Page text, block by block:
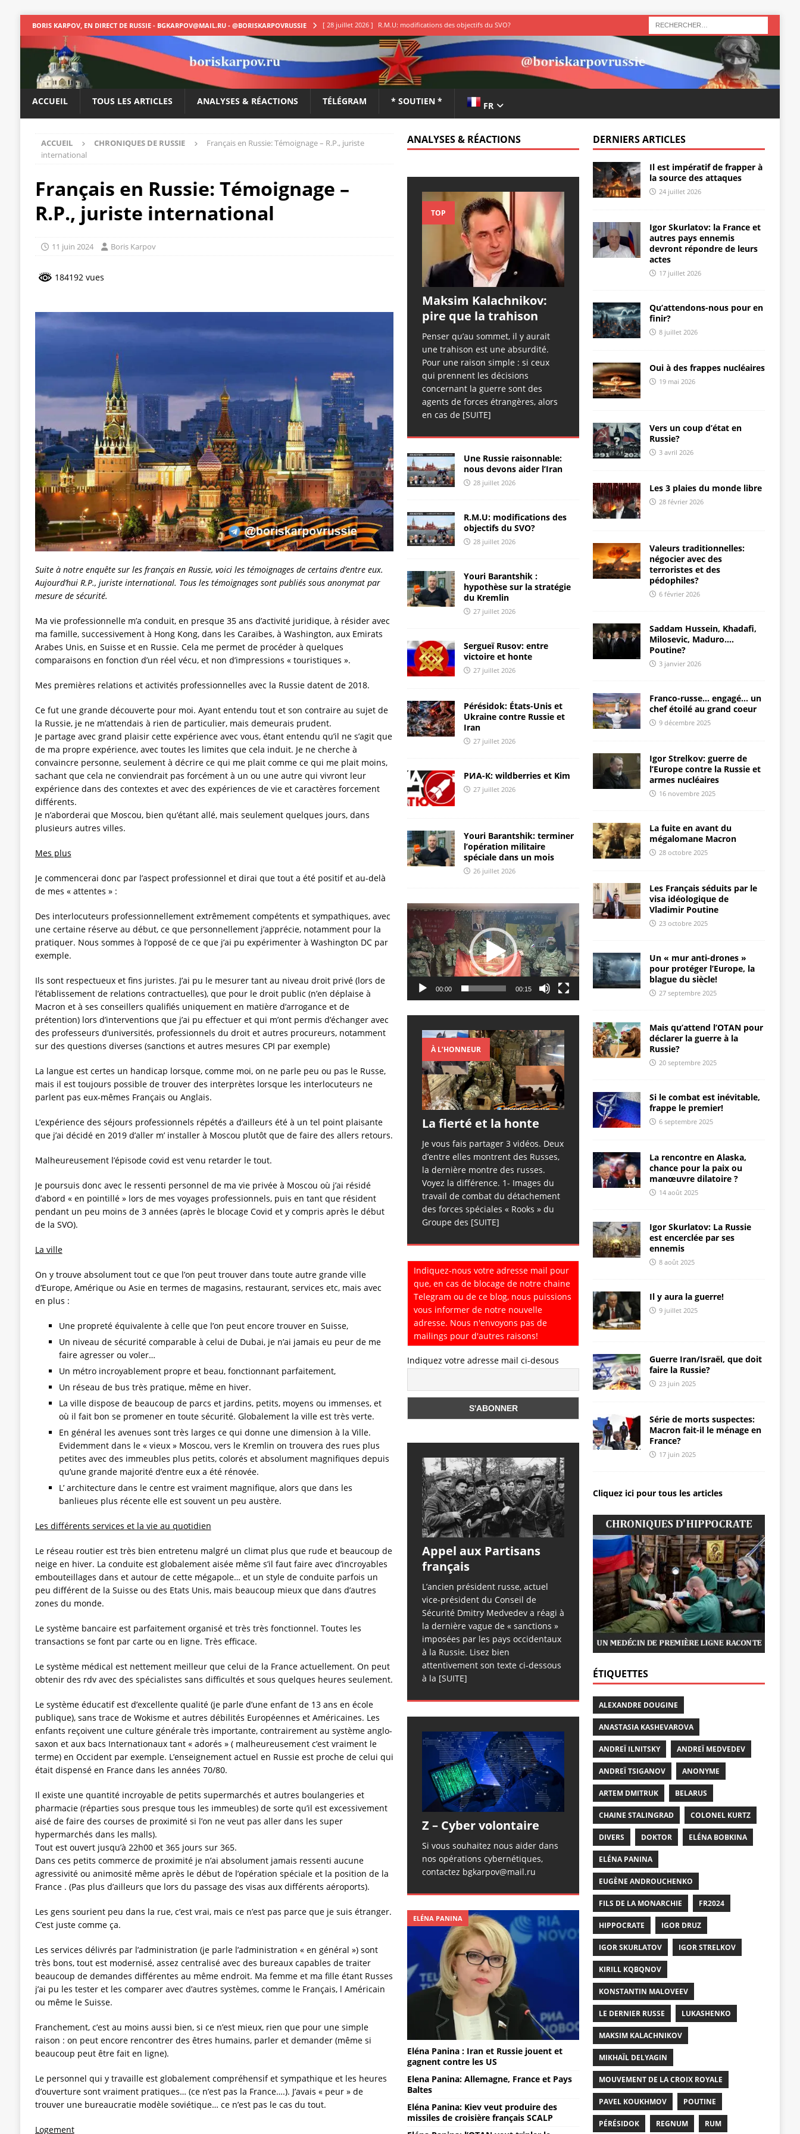
BORIS KARPOV, EN DIRECT DE RUSSIE - BGKARPOV@MAIL.RU - @BORISKARPOVRUSSIE [ 28 juillet 2026 ] R.M.U: modifications des objectifs du SVO?
ANALYSES & RÉACTIONS
[ 27 juillet 2026 ] Youri Barantshik : hypothèse sur la stratégie
du Kremlin ANALYSES & RÉACTIONS
[ 27 juillet 2026 ] Sergueï Rusov: entre victoire et honte
[ 27 juillet 2026 ] Pérésidok: États-Unis et Ukraine contre Russie
[ 27 juillet 2026 ]
Youri Barantshik: terminer l’opération militaire
ANALYSES & RÉACTIONS
Sergueï Rusov: les ailes cassées ANALYSES
Sergueï Kolyasnikov: « on peut piller les
Russes »
[ 25 juillet 2026 ] Sergueï Rusov: signal d’urgence ANALYSES
& RÉACTIONS
[ 25 juillet 2026 ] Zhivov: nombre de millionaires record en
Russie ANALYSES & RÉACTIONS
[ 25 juillet 2026 ] РИА-К: la piraterie de nouveau légalisée
ANALYSES & RÉACTIONS
[ 24 juillet 2026 ] Sergueï Rusov: l’esprit d’Ohuélos
ANALYSES & RÉACTIONS
[ 24 juillet 2026 ] La Russie coupe l’Ukraine de la mer Noire
ANALYSES & RÉACTIONS
Il est impératif de frapper à la source des
[ 23 juillet 2026 ] Youri Barantshik : rapport ЦМАКП et
diagnostic de l’économie russe ANALYSES & RÉACTIONS
Youri Barantshik : sur l’inflation en Russie
[ 28 juillet 2026 ] Une Russie raisonnable: nous devons aider
l’Iran ANALYSES & RÉACTIONS
ACCUEIL TOUS LES ARTICLES ANALYSES & RÉACTIONS TÉLÉGRAM * SOUTIEN * FR
ACCUEIL CHRONIQUES DE RUSSIE
Français en Russie: Témoignage – R.P., juriste
international
Français en Russie: Témoignage –
R.P., juriste international
11 juin 2024 Boris Karpov
184192 vues
Suite à notre enquête sur les français en Russie, voici les témoignages de certains d’entre eux.
Aujourd’hui R.P., juriste international. Tous les témoignages sont publiés sous anonymat par
mesure de sécurité.
Ma vie professionnelle m’a conduit, en presque 35 ans d’activité juridique, à résider avec
ma famille, successivement à Hong Kong, dans les Caraïbes, à Washington, aux Emirats
Arabes Unis, en Suisse et en Russie. Cela me permet de procéder à quelques
comparaisons en fonction d’un réel vécu, et non d’impressions « touristiques ».
Mes premières relations et activités professionnelles avec la Russie datent de 2018.
Ce fut une grande découverte pour moi. Ayant entendu tout et son contraire au sujet de
la Russie, je ne m’attendais à rien de particulier, mais demeurais prudent.
Je partage avec grand plaisir cette expérience avec vous, étant entendu qu’il ne s’agit que
de ma propre expérience, avec toutes les limites que cela induit. Je ne cherche à
convaincre personne, seulement à décrire ce qui me plait comme ce qui me plait moins,
sachant que cela ne conviendrait pas forcément à un ou une autre qui vivront leur
expérience dans des contextes et avec des expériences de vie et caractères forcement
différents.
Je n’aborderai que Moscou, bien qu’étant allé, mais seulement quelques jours, dans
plusieurs autres villes.
Mes plus
Je commencerai donc par l’aspect professionnel et dirai que tout a été positif et au-delà
de mes « attentes » :
Des interlocuteurs professionnellement extrêmement compétents et sympathiques, avec
une certaine réserve au début, ce que personnellement j’apprécie, notamment pour la
pratiquer. Nous sommes à l’opposé de ce que j’ai pu expérimenter à Washington DC par
exemple.
Ils sont respectueux et fins juristes. J’ai pu le mesurer tant au niveau droit privé (lors de
l’établissement de relations contractuelles), que pour le droit public (n’en déplaise à
Macron et à ses conseillers qualifiés uniquement en matière d’arrogance et de
prétention) lors d’interventions que j’ai pu effectuer et qui m’ont permis d’échanger avec
des professeurs d’universités, professionnels du droit et autres procureurs, notamment
sur des questions diverses (sanctions et autres mesures CPI par exemple)
La langue est certes un handicap lorsque, comme moi, on ne parle peu ou pas le Russe,
mais il est toujours possible de trouver des interprètes lorsque les interlocuteurs ne
parlent pas eux-mêmes Français ou Anglais.
L’expérience des séjours professionnels répétés a d’ailleurs été à un tel point plaisante
que j’ai décidé en 2019 d’aller m’ installer à Moscou plutôt que de faire des allers retours.
Malheureusement l’épisode covid est venu retarder le tout.
Je poursuis donc avec le ressenti personnel de ma vie privée à Moscou où j’ai résidé
d’abord « en pointillé » lors de mes voyages professionnels, puis en tant que résident
pendant un peu moins de 3 années (après le blocage Covid et y compris après le début
de la SVO).
La ville
On y trouve absolument tout ce que l’on peut trouver dans toute autre grande ville
d’Europe, Amérique ou Asie en termes de magasins, restaurant, services etc, mais avec
en plus :
Une propreté équivalente à celle que l’on peut encore trouver en Suisse,
Un niveau de sécurité comparable à celui de Dubai, je n’ai jamais eu peur de me
faire agresser ou voler…
Un métro incroyablement propre et beau, fonctionnant parfaitement,
Un réseau de bus très pratique, même en hiver.
La ville dispose de beaucoup de parcs et jardins, petits, moyens ou immenses, et
où il fait bon se promener en toute sécurité. Globalement la ville est très verte.
En général les avenues sont très larges ce qui donne une dimension à la Ville.
Evidemment dans le « vieux » Moscou, vers le Kremlin on trouvera des rues plus
petites avec des immeubles plus petits, colorés et absolument magnifiques depuis
qu’une grande majorité d’entre eux a été rénovée.
L’ architecture dans le centre est vraiment magnifique, alors que dans les
banlieues plus récente elle est souvent un peu austère.
Les différents services et la vie au quotidien
Le réseau routier est très bien entretenu malgré un climat plus que rude et beaucoup de
neige en hiver. La conduite est globalement aisée même s’il faut faire avec d’incroyables
embouteillages dans et autour de cette mégapole… et un style de conduite parfois un
peu différent de la Suisse ou des Etats Unis, mais beaucoup mieux que dans d’autres
zones du monde.
Le système bancaire est parfaitement organisé et très très fonctionnel. Toutes les
transactions se font par carte ou en ligne. Très efficace.
Le système médical est nettement meilleur que celui de la France actuellement. On peut
obtenir des rdv avec des spécialistes sans difficultés et sous quelques heures seulement.
Le système éducatif est d’excellente qualité (je parle d’une enfant de 13 ans en école
publique), sans trace de Wokisme et autres débilités Européennes et Américaines. Les
enfants reçoivent une culture générale très importante, contrairement au système anglo-
saxon et aux bacs Internationaux tant « adorés » ( malheureusement c’est vraiment le
terme) en Occident par exemple. L’enseignement actuel en Russie est proche de celui qui
était dispensé en France dans les années 70/80.
Il existe une quantité incroyable de petits supermarchés et autres boulangeries et
pharmacie (réparties sous presque tous les immeubles) de sorte qu’il est excessivement
aisé de faire des courses de proximité si l’on ne veut pas aller dans les super
hypermarchés dans les malls).
Tout est ouvert jusqu’à 22h00 et 365 jours sur 365.
Dans ces petits commerce de proximité je n’ai absolument jamais ressenti aucune
agressivité ou animosité même après le début de l’opération spéciale et la position de la
France . (Pas plus d’ailleurs que lors du passage des visas aux différents aéroports).
Les gens sourient peu dans la rue, c’est vrai, mais ce n’est pas parce que je suis étranger.
C’est juste comme ça.
Les services délivrés par l’administration (je parle l’administration « en général ») sont
très bons, tout est modernisé, assez centralisé avec des bureaux capables de traiter
beaucoup de demandes différentes au même endroit. Ma femme et ma fille étant Russes
j’ai pu les tester et les comparer avec d’autres systèmes, comme le Français, l Américain
ou même le Suisse.
Franchement, c’est au moins aussi bien, si ce n’est mieux, rien que pour une simple
raison : on peut encore rencontrer des êtres humains, parler et demander (même si
beaucoup peut être fait en ligne).
Le personnel qui y travaille est globalement compréhensif et sympathique et les heures
d’ouverture sont vraiment pratiques… (ce n’est pas la France….). J’avais « peur » de
trouver une bureaucratie modèle soviétique… ce n’est pas le cas du tout.
Logement
ANALYSES & RÉACTIONS
TOP
Maksim Kalachnikov:
pire que la trahison
Penser qu’au sommet, il y aurait
une trahison est une absurdité.
Pour une raison simple : si ceux
qui prennent les décisions
concernant la guerre sont des
agents de forces étrangères, alors
en cas de [SUITE]
Une Russie raisonnable:
nous devons aider l’Iran
28 juillet 2026
R.M.U: modifications des
objectifs du SVO?
28 juillet 2026
Youri Barantshik :
hypothèse sur la stratégie
du Kremlin
27 juillet 2026
Sergueï Rusov: entre
victoire et honte
27 juillet 2026
Pérésidok: États-Unis et
Ukraine contre Russie et
Iran
27 juillet 2026
РИА-К: wildberries et Kim
27 juillet 2026
Youri Barantshik: terminer
l’opération militaire
spéciale dans un mois
26 juillet 2026
Lecteur
vidéo
00:00 00:15
À L’HONNEUR
La fierté et la honte
Je vous fais partager 3 vidéos. Deux
d’entre elles montrent des Russes,
la dernière montre des russes.
Voyez la différence. 1- Images du
travail de combat du détachement
des forces spéciales « Rooks » du
Groupe des [SUITE]
Indiquez-nous votre adresse mail pour
que, en cas de blocage de notre chaine
Telegram ou de ce blog, nous puissions
vous informer de notre nouvelle
adresse. Nous n'envoyons pas de
mailings pour d'autres raisons!
Indiquez votre adresse mail ci-desous
Appel aux Partisans
français
L’ancien président russe, actuel
vice-président du Conseil de
Sécurité Dmitry Medvedev a réagi à
la dernière vague de « sanctions »
imposées par les pays occidentaux
à la Russie. Lisez bien
attentivement son texte ci-dessous
à la [SUITE]
Z – Cyber volontaire
Si vous souhaitez nous aider dans
nos opérations cybernétiques,
contactez bgkarpov@mail.ru
ELÉNA PANINA
Eléna Panina : Iran et Russie jouent et
gagnent contre les US
Elena Panina: Allemagne, France et Pays
Baltes
Eléna Panina: Kiev veut produire des
missiles de croisière français SCALP
DERNIERS ARTICLES
Il est impératif de frapper à
la source des attaques
24 juillet 2026
Igor Skurlatov: la France et
autres pays ennemis
devront répondre de leurs
actes
17 juillet 2026
Qu’attendons-nous pour en
finir?
8 juillet 2026
Oui à des frappes nucléaires
19 mai 2026
Vers un coup d’état en
Russie?
3 avril 2026
Les 3 plaies du monde libre
28 février 2026
Valeurs traditionnelles:
négocier avec des
terroristes et des
pédophiles?
6 février 2026
Saddam Hussein, Khadafi,
Milosevic, Maduro….
Poutine?
3 janvier 2026
Franco-russe… engagé… un
chef étoilé au grand coeur
9 décembre 2025
Igor Strelkov: guerre de
l’Europe contre la Russie et
armes nucléaires
16 novembre 2025
La fuite en avant du
mégalomane Macron
28 octobre 2025
Les Français séduits par le
visa idéologique de
Vladimir Poutine
23 octobre 2025
Un « mur anti-drones »
pour protéger l’Europe, la
blague du siècle!
27 septembre 2025
Mais qu’attend l’OTAN pour
déclarer la guerre à la
Russie?
20 septembre 2025
Si le combat est inévitable,
frappe le premier!
6 septembre 2025
La rencontre en Alaska,
chance pour la paix ou
manœuvre dilatoire ?
14 août 2025
Igor Skurlatov: La Russie
est encerclée par ses
ennemis
8 août 2025
Il y aura la guerre!
9 juillet 2025
Guerre Iran/Israël, que doit
faire la Russie?
23 juin 2025
Série de morts suspectes:
Macron fait-il le ménage en
France?
17 juin 2025
Cliquez ici pour tous les articles
ÉTIQUETTES
ALEXANDRE DOUGINE
ANASTASIA KASHEVAROVA
ANDREÏ ILNITSKY ANDREÏ MEDVEDEV
ANDREÏ TSIGANOV ANONYME
ARTEM DMITRUK BELARUS
CHAINE STALINGRAD COLONEL KURTZ
DIVERS DOKTOR ELÉNA BOBKINA
ELÉNA PANINA
EUGÈNE ANDROUCHENKO
FILS DE LA MONARCHIE FR2024
HIPPOCRATE IGOR DRUZ
IGOR SKURLATOV IGOR STRELKOV
KIRILL KQBQNOV
KONSTANTIN MALOVEEV
LE DERNIER RUSSE LUKASHENKO
MAKSIM KALACHNIKOV
MIKHAÏL DELYAGIN
MOUVEMENT DE LA CROIX ROYALE
PAVEL KOUKHMOV POUTINE
PÉRÉSIDOK REGNUM RUM